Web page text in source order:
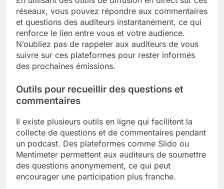
réseaux, vous pouvez répondre aux commentaires
et questions des auditeurs instantanément, ce qui
renforce le lien entre vous et votre audience.
N’oubliez pas de rappeler aux auditeurs de vous
suivre sur ces plateformes pour rester informés
des prochaines émissions.
Outils pour recueillir des questions et
commentaires
Il existe plusieurs outils en ligne qui facilitent la
collecte de questions et de commentaires pendant
un podcast. Des plateformes comme Slido ou
Mentimeter permettent aux auditeurs de soumettre
des questions anonymement, ce qui peut
encourager une participation plus franche.